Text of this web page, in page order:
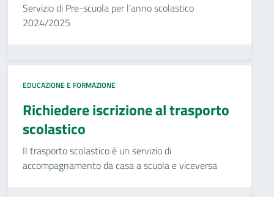
Servizio di Pre-scuola per l'anno scolastico
2024/2025
EDUCAZIONE E FORMAZIONE
Richiedere iscrizione al trasporto
scolastico
Il trasporto scolastico è un servizio di
accompagnamento da casa a scuola e viceversa